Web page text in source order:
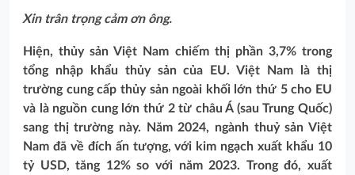
Xin trân trọng cảm ơn ông.
Hiện, thủy sản Việt Nam chiếm thị phần 3,7% trong
tổng nhập khẩu thủy sản của EU. Việt Nam là thị
trường cung cấp thủy sản ngoài khối lớn thứ 5 cho EU
và là nguồn cung lớn thứ 2 từ châu Á (sau Trung Quốc)
sang thị trường này. Năm 2024, ngành thuỷ sản Việt
Nam đã về đích ấn tượng, với kim ngạch xuất khẩu 10
tỷ USD, tăng 12% so với năm 2023. Trong đó, xuất